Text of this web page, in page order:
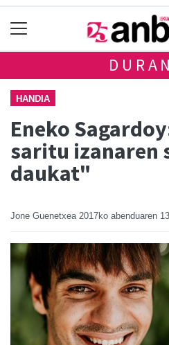
HANDIA
Eneko
saritu izanaren
daukat"
Jone Guenetxea 2017ko abenduaren